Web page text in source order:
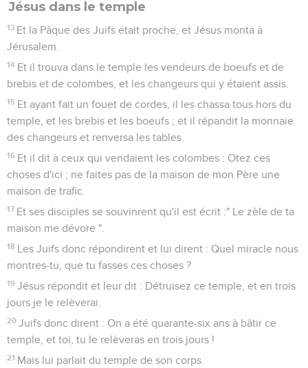
Jésus dans le temple
13 Et la Pâque des Juifs était proche, et Jésus monta à
Jérusalem.
14 Et il trouva dans le temple les vendeurs de boeufs et de
brebis et de colombes, et les changeurs qui y étaient assis.
15 Et ayant fait un fouet de cordes, il les chassa tous hors du
temple, et les brebis et les boeufs ; et il répandit la monnaie
des changeurs et renversa les tables.
16 Et il dit à ceux qui vendaient les colombes : Otez ces
choses d'ici ; ne faites pas de la maison de mon Père une
maison de trafic.
17 Et ses disciples se souvinrent qu'il est écrit :" Le zèle de ta
maison me dévore ".
18 Les Juifs donc répondirent et lui dirent : Quel miracle nous
montres-tu, que tu fasses ces choses ?
19 Jésus répondit et leur dit : Détruisez ce temple, et en trois
jours je le relèverai.
20 Juifs donc dirent : On a été quarante-six ans à bâtir ce
temple, et toi, tu le relèveras en trois jours !
21 Mais lui parlait du temple de son corps.